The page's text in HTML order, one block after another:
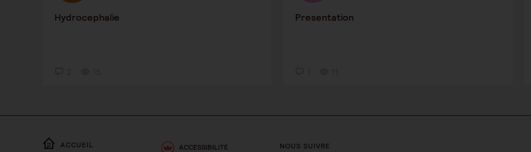
Hydrocephalie Presentation
ACCUEIL ACCESSIBILITÉ NOUS SUIVRE